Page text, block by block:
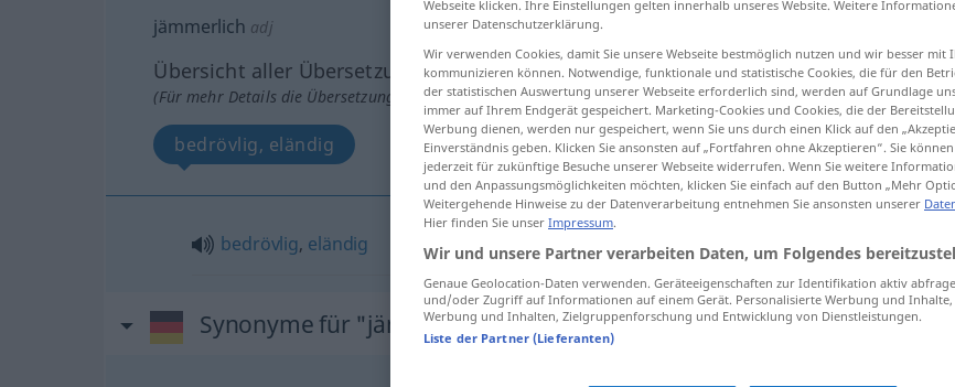
jämmerlich adj
Übersicht aller Übersetzungen
(Für mehr Details die Übersetzung anklicken/antippen)
bedrövlig, eländig
bedrövlig, eländig jämmerlich
Synonyme für "jämmerlich"
Webseite klicken. Ihre Einstellungen gelten innerhalb unseres Website. Weitere
unserer Datenschutzerklärung.
Wir verwenden Cookies, damit Sie unsere Webseite bestmöglich nutzen und wir besser mit
kommunizieren können. Notwendige, funktionale und statistische Cookies, die für den
der statistischen Auswertung unserer Webseite erforderlich sind, werden auf Grundlage
immer auf Ihrem Endgerät gespeichert. Marketing-Cookies und Cookies, die der
Werbung dienen, werden nur gespeichert, wenn Sie uns durch einen Klick auf den
Einverständnis geben. Klicken Sie ansonsten auf „Fortfahren ohne Akzeptieren“. Sie
jederzeit für zukünftige Besuche unserer Webseite widerrufen. Wenn Sie weitere
und den Anpassungsmöglichkeiten möchten, klicken Sie einfach auf den Button „Mehr
Weitergehende Hinweise zu der Datenverarbeitung entnehmen Sie ansonsten unserer
Hier finden Sie unser Impressum.
Wir und unsere Partner verarbeiten Daten, um Folgendes
Genaue Geolocation-Daten verwenden. Geräteeigenschaften zur Identifikation aktiv
und/oder Zugriff auf Informationen auf einem Gerät. Personalisierte Werbung und Inhalte,
Werbung und Inhalten, Zielgruppenforschung und Entwicklung von Dienstleistungen.
Liste der Partner (Lieferanten)